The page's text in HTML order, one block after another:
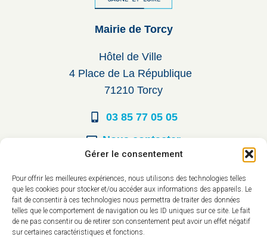
Gérer le consentement
Pour offrir les meilleures expériences, nous utilisons des technologies telles
que les cookies pour stocker et/ou accéder aux informations des appareils. Le
fait de consentir à ces technologies nous permettra de traiter des données
telles que le comportement de navigation ou les ID uniques sur ce site. Le fait
de ne pas consentir ou de retirer son consentement peut avoir un effet négatif
sur certaines caractéristiques et fonctions.
Mairie de Torcy
Hôtel de Ville
4 Place de La République
71210 Torcy
03 85 77 05 05
Nous contacter
Du lundi au vendredi :
8h30 à 12h00